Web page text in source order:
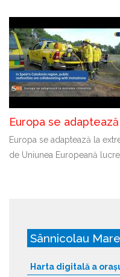
Europa se
Europa se adaptează la
de Uniunea Europeană
Sânnicolau Mare
Harta digitală a